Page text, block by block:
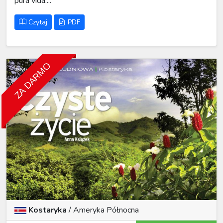
Czytaj PDF
ZA DARMO
Kostaryka/Ameryka Północna